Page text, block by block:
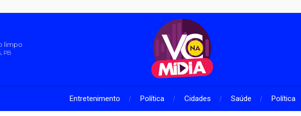
limpo
PB
Entretenimento Política Cidades Saúde Política